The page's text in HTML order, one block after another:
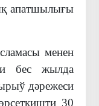
апатшылығы
менен
бес жылда
дәрежеси
30